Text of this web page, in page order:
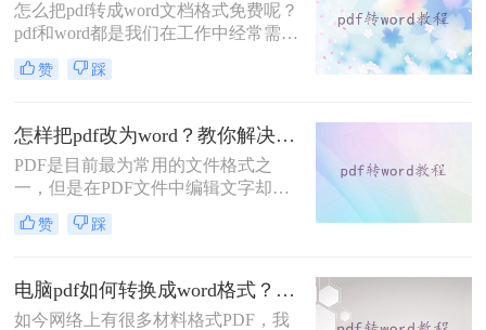
改。如果需要修改这些PDF文件，我
们应该如何操作？将PDF文件转换为
Word文档格式。那么电脑如何pdf转
word文档呢？今天，让我们与大家分
习。
怎么把pdf转成word文档格式免费呢？
pdf和word都是我们在工作中经常需要
使用的文档，经常需要转换文件格
式，现在许多文档格式转换工具，但
个pdf转word的方法。一起来看看吧~
赞 踩
怎样把pdf改为word？教你解决在线转换问题！
PDF是目前最为常用的文件格式之
一，但是在PDF文件中编辑文字却是
一件比较麻烦的事情。为了方便编
辑，很多人会选择将PDF文件转换为
赞 踩
电脑pdf如何转换成word格式？这3个方法任你选择！看一次就能学会！
如今网络上有很多材料格式PDF，我